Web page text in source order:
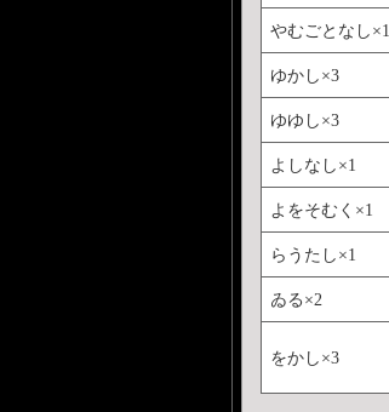
やむごとなし×1
ゆかし×3
ゆゆし×3
よしなし×1
よをそむく×1
らうたし×1
ゐる×2
をかし×3